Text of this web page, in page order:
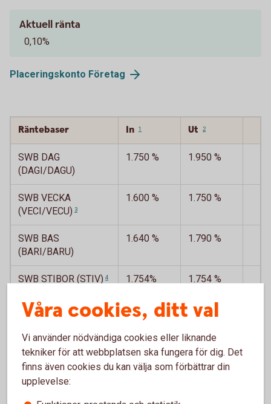
Aktuell ränta
0,10%
Placeringskonto Företag
Räntebaser In 1 Ut 2
SWB DAG
(DAGI/DAGU)
1.750 % 1.950 %
SWB VECKA
(VECI/VECU) 3
1.600 % 1.750 %
SWB BAS
(BARI/BARU)
1.640 % 1.790 %
SWB STIBOR (STIV) 4 1.754% 1.754 %
individuella avvikelsen från räntebasen. Tillbaka
2
Räntebasens grundvärde omfattar inte den
individuella avvikelsen från räntebasen.
Våra cookies, ditt val
Vi använder nödvändiga cookies eller liknande
tekniker för att webbplatsen ska fungera för dig. Det
finns även cookies du kan välja som förbättrar din
upplevelse: